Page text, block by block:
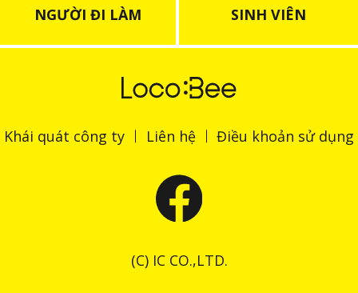
NGƯỜI ĐI LÀM SINH VIÊN
Khái quát công ty Liên hệ Điều khoản sử dụng
(C) IC CO.,LTD.